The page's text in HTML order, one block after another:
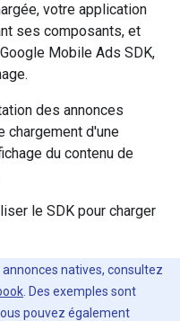
votre application
ses composants, et
Google Mobile Ads SDK,
des annonces
chargement d'une
du contenu de
le SDK pour charger
annonces natives, consultez
. Des exemples sont
pouvez également